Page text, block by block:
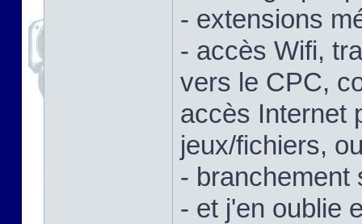
- extensions
- accès Wifi,
vers le CPC,
accès Internet
jeux/fichiers,
- branchement
- et j'en oublie